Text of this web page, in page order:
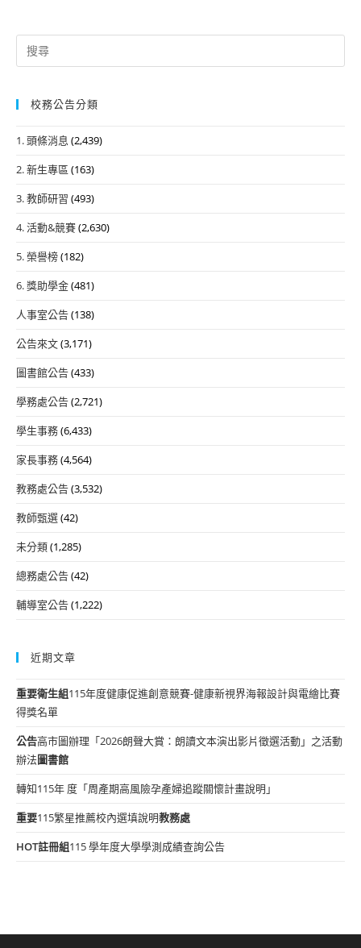
Search
for:
校務公告分類
1. 頭條消息 (2,439)
2. 新生專區 (163)
3. 教師研習 (493)
4. 活動&競賽(2,630)
5. 榮譽榜(182)
6. 獎助學金(481)
人事室公告(138)
公告來文(3,171)
圖書館公告(433)
學務處公告(2,721)
學生事務(6,433)
家長事務(4,564)
教務處公告(3,532)
教師甄選(42)
未分類(1,285)
總務處公告(42)
輔導室公告(1,222)
近期文章
重要衛生組115年度健康促進創意競賽-健康新視界海報設計與電繪比賽
得獎名單
公告高市圖辦理「2026朗聲大賞：朗讀文本演出影片徵選活動」之活動
辦法圖書館
轉知115年 度「周產期高風險孕產婦追蹤關懷計畫說明」
重要115繁星推薦校內選填說明教務處
HOT註冊組115 學年度大學學測成績查詢公告